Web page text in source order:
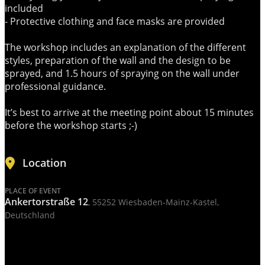
included
- Protective clothing and face masks are provided
The workshop includes an explanation of the different
styles, preparation of the wall and the design to be
sprayed, and 1.5 hours of spraying on the wall under
professional guidance.
It’s best to arrive at the meeting point about 15 minutes
before the workshop starts ;-)
Location
PLACE OF EVENT
Ankertorstraße 12, 55252 Wiesbaden-Mainz-Kastel,
Deutschland